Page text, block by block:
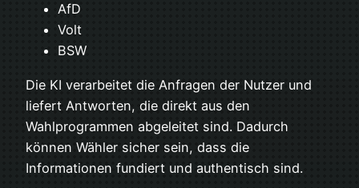
AfD
Volt
BSW
Die KI verarbeitet die Anfragen der Nutzer und
liefert Antworten, die direkt aus den
Wahlprogrammen abgeleitet sind. Dadurch
können Wähler sicher sein, dass die
Informationen fundiert und authentisch sind.